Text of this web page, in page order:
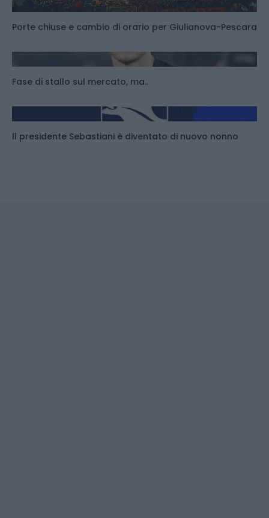
Porte chiuse e cambio di orario per Giulianova-Pescara
Fase di stallo sul mercato, ma..
Il presidente Sebastiani è diventato di nuovo nonno